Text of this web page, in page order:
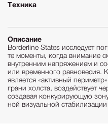
Техника
Описание
Borderline States исследует
те моменты, когда внимание
внутренним напряжением и
или временного равновесия.
является «активный
грани холста, воздействует
создавая конкурирующую
ной визуальной